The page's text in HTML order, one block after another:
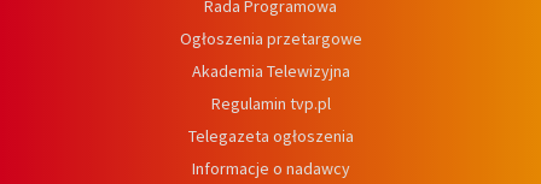
Rada Programowa
Ogłoszenia przetargowe
Akademia Telewizyjna
Regulamin tvp.pl
Telegazeta ogłoszenia
Informacje o nadawcy